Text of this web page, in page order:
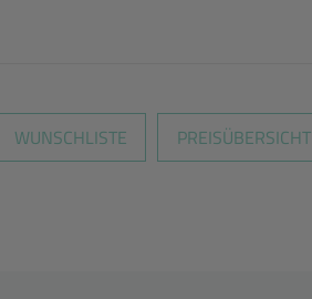
WUNSCHLISTE PREISÜBERSICHT